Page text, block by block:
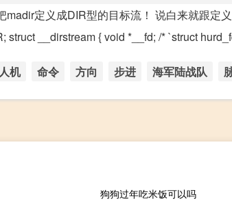
定义成DIR型的目标流！ 说白来就跟定
__dirstream { void *__fd; /* `struct
机 命令 方向 步进 海军陆战队
狗狗过年吃米饭可以吗